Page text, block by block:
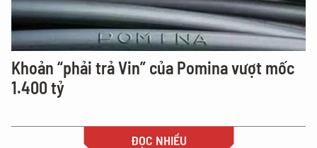
Khoản “phải trả Vin” của Pomina vượt mốc
1.400 tỷ
ĐỌC NHIỀU